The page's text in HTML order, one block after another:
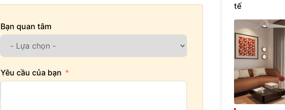
Bạn quan tâm
Yêu cầu của bạn
tế